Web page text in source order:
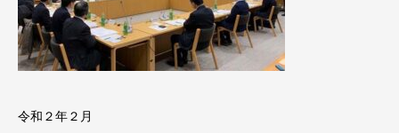
令和２年２月